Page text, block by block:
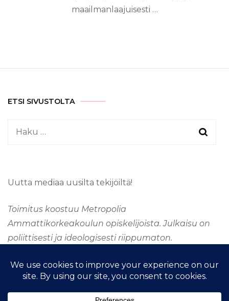
maailmanlaajuisesti …
ETSI SIVUSTOLTA
Haku:
Uutta mediaa uusilta tekijöiltä!
Toimitus koostuu Metropolia
Ammattikorkeakoulun opiskelijoista. Julkaisu on
poliittisesti ja ideologisesti riippumaton.